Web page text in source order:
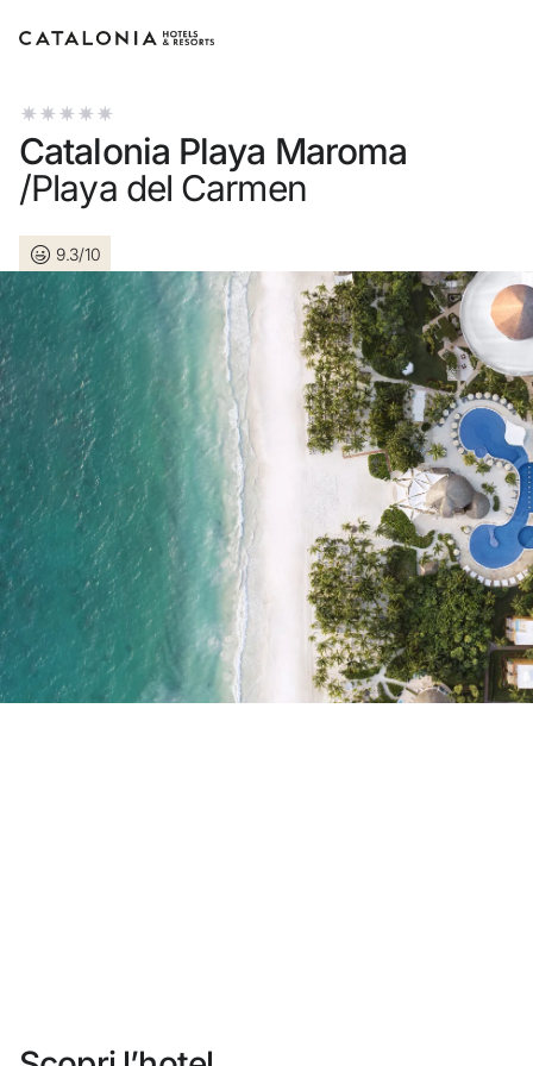
Accedi al tuo account
LOGIN
Hai dimenticato la password?
o usa una di queste opzioni
Entra con Google
Accedere solo con l’email
Non ti sei ancora registrato ?
Creare un account
Approfitta dei vantaggi di fare parte di
Catalonia Playa Maroma
/Playa del Carmen
9.3/10